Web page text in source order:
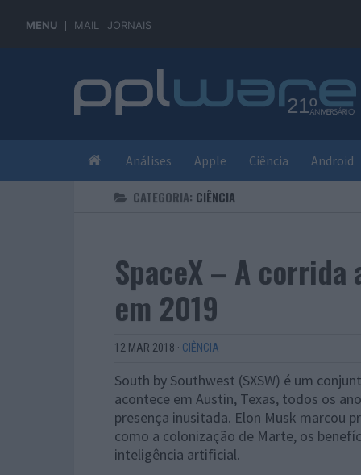
MENU MAIL JORNAIS
Análises Apple Ciência Android
CATEGORIA: CIÊNCIA
SpaceX – A
em 2019
12 MAR 2018 · CIÊNCIA
South by Southwest (SXSW) é um
acontece em Austin, Texas, todos os
presença inusitada. Elon Musk marcou
como a colonização de Marte, os
inteligência artificial.